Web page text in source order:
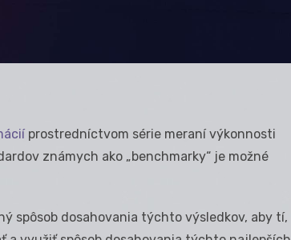
prostredníctvom série meraní výkonnosti
známych ako „benchmarky“ je možné
spôsob dosahovania týchto výsledkov, aby tí,